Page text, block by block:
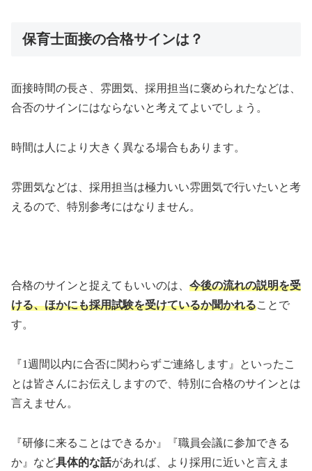
保育士面接の合格サインは？
面接時間の長さ、雰囲気、採用担当に褒められたなどは、
合否のサインにはならないと考えてよいでしょう。
時間は人により大きく異なる場合もあります。
雰囲気などは、採用担当は極力いい雰囲気で行いたいと考
えるので、特別参考にはなりません。
合格のサインと捉えてもいいのは、 今後の流れの説明を受
ける、ほかにも採用試験を受けているか聞かれることで
す。
『1週間以内に合否に関わらずご連絡します』といったこ
とは皆さんにお伝えしますので、特別に合格のサインとは
言えません。
『研修に来ることはできるか』『職員会議に参加できる
か』など具体的な話があれば、より採用に近いと言えま